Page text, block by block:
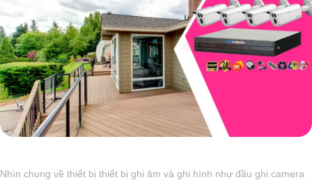
Nhìn chung về thiết bị thiết bị ghi âm và ghi hình như đầu ghi camera